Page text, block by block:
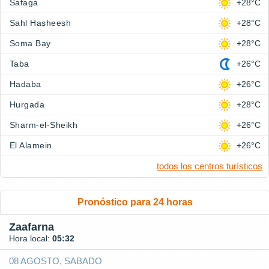
Safaga +28°C
Sahl Hasheesh +28°C
Soma Bay +28°C
Taba +26°C
Hadaba +26°C
Hurgada +28°C
Sharm-el-Sheikh +26°C
El Alamein +26°C
todos los centros turísticos
Pronóstico para 24 horas
Zaafarna
Hora local: 05:32
08 AGOSTO, SABADO